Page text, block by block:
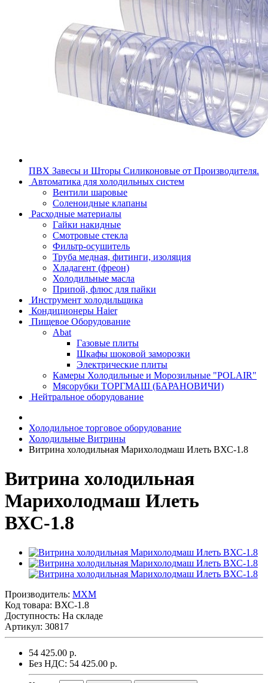
ПВХ Завесы и Шторы Силиконовые от Производителя.
Автоматика для холодильных систем
Вентили шаровые
Соленоидные клапаны
Расходные материалы
Гайки накидные
Смотровые стекла
Фильтр-осушитель
Труба медная, фитинги, изоляция
Хладагент (фреон)
Холодильные масла
Припой, флюс для пайки
Инструмент холодильщика
Кондиционеры Haier
Пищевое Оборудование
Abat
Газовые плиты
Шкафы шоковой заморозки
Электрические плиты
Камеры Холодильные и Морозильные "POLAIR"
Мясорубки ТОРГМАШ (БАРАНОВИЧИ)
Нейтральное оборудование
Холодильное торговое оборудование
Холодильные Витрины
Витрина холодильная Марихолодмаш Илеть ВХС-1.8
Витрина холодильная
Марихолодмаш Илеть
ВХС-1.8
Производитель: MXM
Код товара: ВХС-1.8
Доступность: На складе
Артикул: 30817
54 425.00 р.
Без НДС: 54 425.00 р.